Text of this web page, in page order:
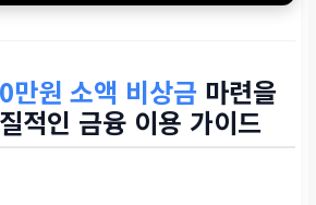
만원 소액 비상금 마련을
적인 금융 이용 가이드